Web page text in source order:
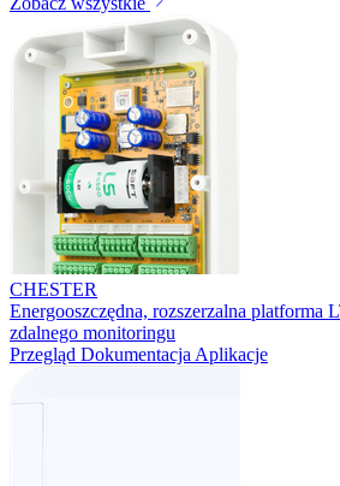
CHESTER
Energooszczędna, rozszerzalna
zdalnego monitoringu
Przegląd Dokumentacja Aplikacje